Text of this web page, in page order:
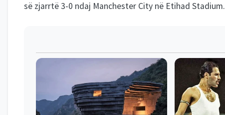
së zjarrtë 3-0 ndaj Manchester City në Etihad Stadium.